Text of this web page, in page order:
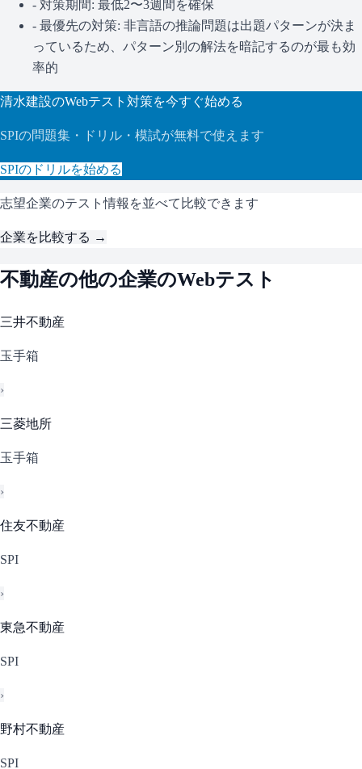
- 対策期間: 最低2〜3週間を確保
- 最優先の対策: 非言語の推論問題は出題パターンが決ま
っているため、パターン別の解法を暗記するのが最も効
率的
清水建設のWebテスト対策を今すぐ始める
SPIの問題集・ドリル・模試が無料で使えます
SPIのドリルを始める
志望企業のテスト情報を並べて比較できます
企業を比較する →
不動産の他の企業のWebテスト
三井不動産
玉手箱
›
三菱地所
玉手箱
›
住友不動産
SPI
›
東急不動産
SPI
›
野村不動産
SPI